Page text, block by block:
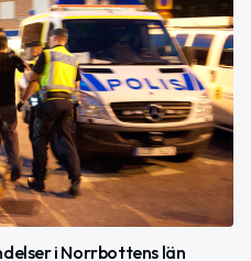
i Norrbottens län